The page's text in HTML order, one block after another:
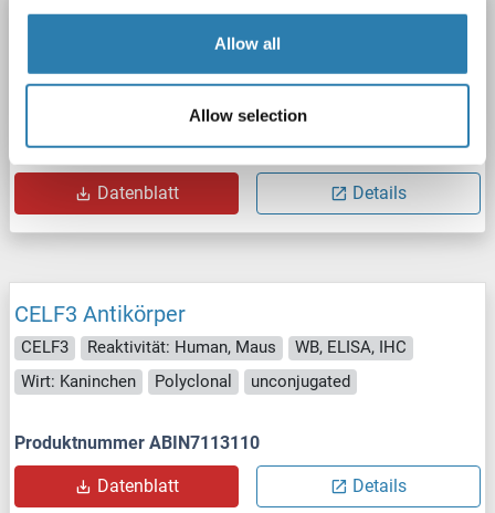
Allow all
Allow selection
CELF3 Antikörper (AA 3-32) (PE)
Reaktivität: Human
WB, ELISA, FACS
Wirt: Kaninchen
Polyclonal PE
Produktnummer ABIN1975251
Datenblatt Details
CELF3 Antikörper
CELF3 Reaktivität: Human, Maus
WB, ELISA, IHC
Wirt: Kaninchen
Polyclonal unconjugated
Produktnummer ABIN7113110
Datenblatt Details